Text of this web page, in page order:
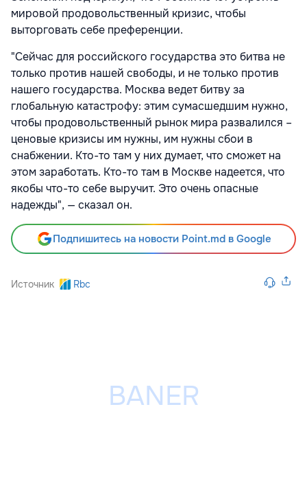
мировой продовольственный кризис, чтобы
выторговать себе преференции.
"Сейчас для российского государства это битва не
только против нашей свободы, и не только против
нашего государства. Москва ведет битву за
глобальную катастрофу: этим сумасшедшим нужно,
чтобы продовольственный рынок мира развалился –
ценовые кризисы им нужны, им нужны сбои в
снабжении. Кто-то там у них думает, что сможет на
этом заработать. Кто-то там в Москве надеется, что
якобы что-то себе выручит. Это очень опасные
надежды", — сказал он.
Подпишитесь на новости Point.md в Google
Источник Rbc